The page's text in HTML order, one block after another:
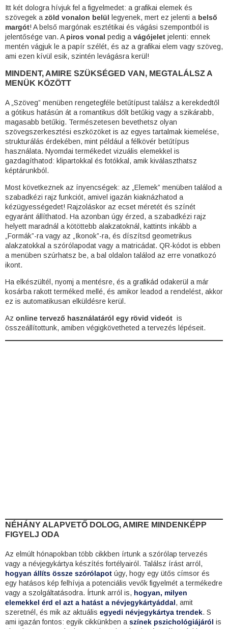
Itt két dologra hívjuk fel a figyelmedet: a grafikai elemek és
szövegek azöld vonalon belül legyenek, mert ez jelenti a belső
margót! A belső margónak esztétikai és vágási szempontból is
jelentősége van. Apiros vonal pedig avágójelet jelenti: ennek
mentén vágjuk le a papír szélét, és az a grafikai elem vagy szöveg,
ami ezen kívül esik, szintén levágásra kerül!
MINDENT, AMIRE SZÜKSÉGED VAN, MEGTALÁLSZ A
MENÜK KÖZÖTT
A „Szöveg” menüben rengetegféle betűtípust találsz a kerekdedtől
a gótikus hatásún át a romantikus dőlt betűkig vagy a szikárabb,
magasabb betűkig. Természetesen bevethetsz olyan
szövegszerkesztési eszközöket is az egyes tartalmak kiemelése,
strukturálás érdekében, mint például a félkövér betűtípus
használata. Nyomdai termékedet vizuális elemekkel is
gazdagíthatod: klipartokkal és fotókkal, amik kiválaszthatsz
képtárunkból.
Most következnek az ínyencségek: az „Elemek” menüben találod a
szabadkézi rajz funkciót, amivel igazán kiaknázhatod a
kézügyességedet! Rajzoláskor az ecset méretét és színét
egyaránt állíthatod. Ha azonban úgy érzed, a szabadkézi rajz
helyett maradnál a kötöttebb alakzatoknál, kattints inkább a
„Formák”-ra vagy az „Ikonok”-ra, és díszítsd geometrikus
alakzatokkal a szórólapodat vagy a matricádat. QR-kódot is ebben
a menüben szúrhatsz be, a bal oldalon találod az erre vonatkozó
ikont.
Ha elkészültél, nyomj a mentésre, és a grafikád odakerül a már
kosárba rakott terméked mellé, és amikor leadod a rendelést, akkor
ez is automatikusan elküldésre kerül.
Az online tervező használatáról egy rövid videót is
összeállítottunk, amiben végigkövetheted a tervezés lépéseit.
NÉHÁNY ALAPVETŐ DOLOG, AMIRE MINDENKÉPP
FIGYELJ ODA
Az elmúlt hónapokban több cikkben írtunk a szórólap tervezés
vagy a névjegykártya készítés fortélyairól. Találsz írást arról,
hogyan állíts össze szórólapot úgy, hogy egy ütős címsor és
egy hatásos kép felhívja a potenciális vevők figyelmét a termékedre
vagy a szolgáltatásodra. Írtunk arról is, hogyan, milyen
elemekkel érd el azt a hatást a névjegykártyáddal, amit
szeretnél, és mik az aktuális egyedi névjegykártya trendek. S
ami igazán fontos: egyik cikkünkben aszínek pszichológiájáról is